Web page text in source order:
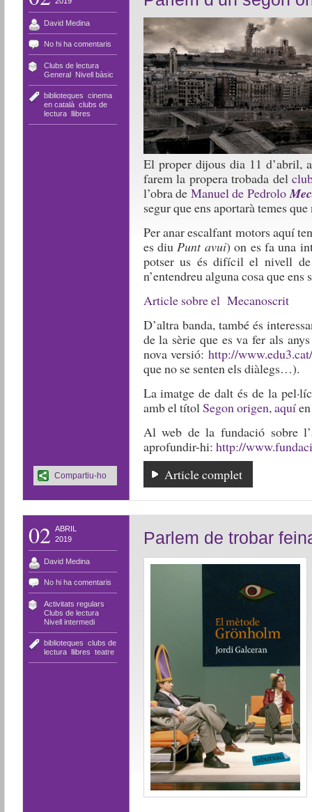
David Medina
No hi ha comentaris
Clubs de lectura,
General, Nivell bàsic
biblioteques cinema
en català, clubs de
lectura, llibres
El proper dijous dia 11 d’abril,
farem la propera trobada del
l’obra de Manuel de Pedrolo
segur que ens aportarà temes
Per anar escalfant motors aquí
es diuPunt avui) on es fa una
potser us és difícil el nivell
n’entendreu alguna cosa que
Article sobre el Mecanoscrit
D’altra banda, també és
de la sèrie que es va fer als
nova versió: http://
que no se senten els diàlegs…).
La imatge de dalt és de la
amb el títolSegon origen,aquíen
Al web de la fundació sobre
aprofundir-hi: http://
Article complet
Compartiu-ho
02 ABRIL
2019
David Medina
No hi ha comentaris
Activitats regulars
Clubs de lectura,
Nivell intermedi
biblioteques clubs de
lectura, llibres teatre
Parlem de trobar